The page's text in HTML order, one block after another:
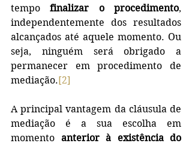
tempo finalizar o procedimento,
independentemente dos resultados
alcançados até aquele momento. Ou
seja, ninguém será obrigado a
permanecer em procedimento de
mediação.[2]
A principal vantagem da cláusula de
mediação é a sua escolha em
momento anterior à existência do